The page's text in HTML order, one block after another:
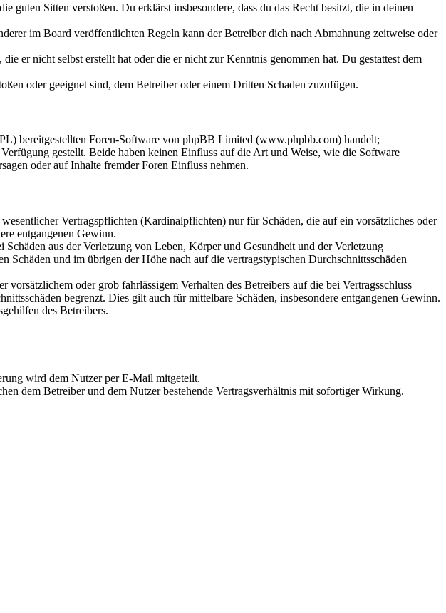
guten Sitten verstoßen. Du erklärst insbesondere, dass du das Recht besitzt, die in deinen
im Board veröffentlichten Regeln kann der Betreiber dich nach Abmahnung zeitweise oder
er nicht selbst erstellt hat oder die er nicht zur Kenntnis genommen hat. Du gestattest dem
oder geeignet sind, dem Betreiber oder einem Dritten Schaden zuzufügen.
bereitgestellten Foren-Software von phpBB Limited (www.phpbb.com) handelt;
gestellt. Beide haben keinen Einfluss auf die Art und Weise, wie die Software
oder auf Inhalte fremder Foren Einfluss nehmen.
Vertragspflichten (Kardinalpflichten) nur für Schäden, die auf ein vorsätzliches oder
entgangenen Gewinn.
aus der Verletzung von Leben, Körper und Gesundheit und der Verletzung
und im übrigen der Höhe nach auf die vertragstypischen Durchschnittsschäden
oder grob fahrlässigem Verhalten des Betreibers auf die bei Vertragsschluss
begrenzt. Dies gilt auch für mittelbare Schäden, insbesondere entgangenen Gewinn.
des Betreibers.
wird dem Nutzer per E-Mail mitgeteilt.
dem Betreiber und dem Nutzer bestehende Vertragsverhältnis mit sofortiger Wirkung.